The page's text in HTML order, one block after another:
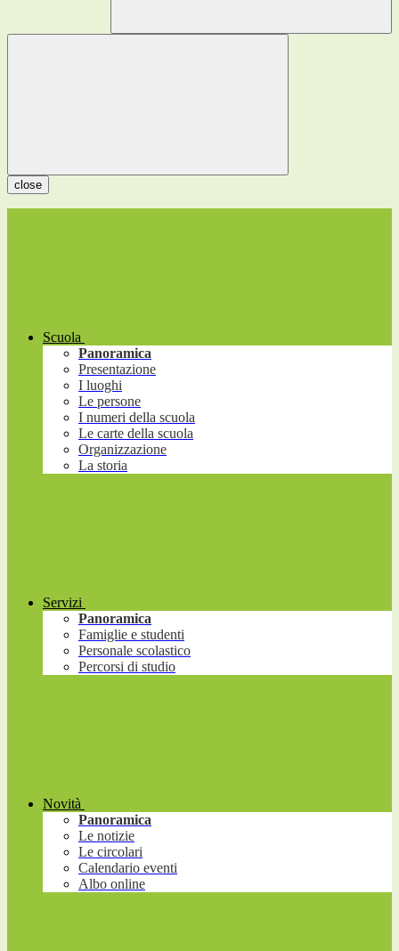
close
Scuola
Panoramica
Presentazione
I luoghi
Le persone
I numeri della scuola
Le carte della scuola
Organizzazione
La storia
Servizi
Panoramica
Famiglie e studenti
Personale scolastico
Percorsi di studio
Novità
Panoramica
Le notizie
Le circolari
Calendario eventi
Albo online